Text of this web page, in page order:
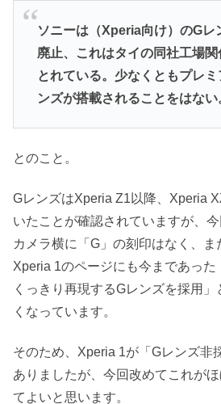
ソニーは（Xperia向け）のGレ
廃止、これはタイの同社工場
とれている。少なくともプレ
ンズが搭載されることをはない
とのこと。
GレンズはXperia Z1以降、Xperia
いたことが確認されていますが、
カメラ横に「G」の刻印はなく、
Xperia 1のページにも今まであっ
くっきり再現するGレンズを採用
くなっています。
そのため、Xperia 1が「Gレンズ非
ありましたが、今回改めてこれが
てよいと思います。